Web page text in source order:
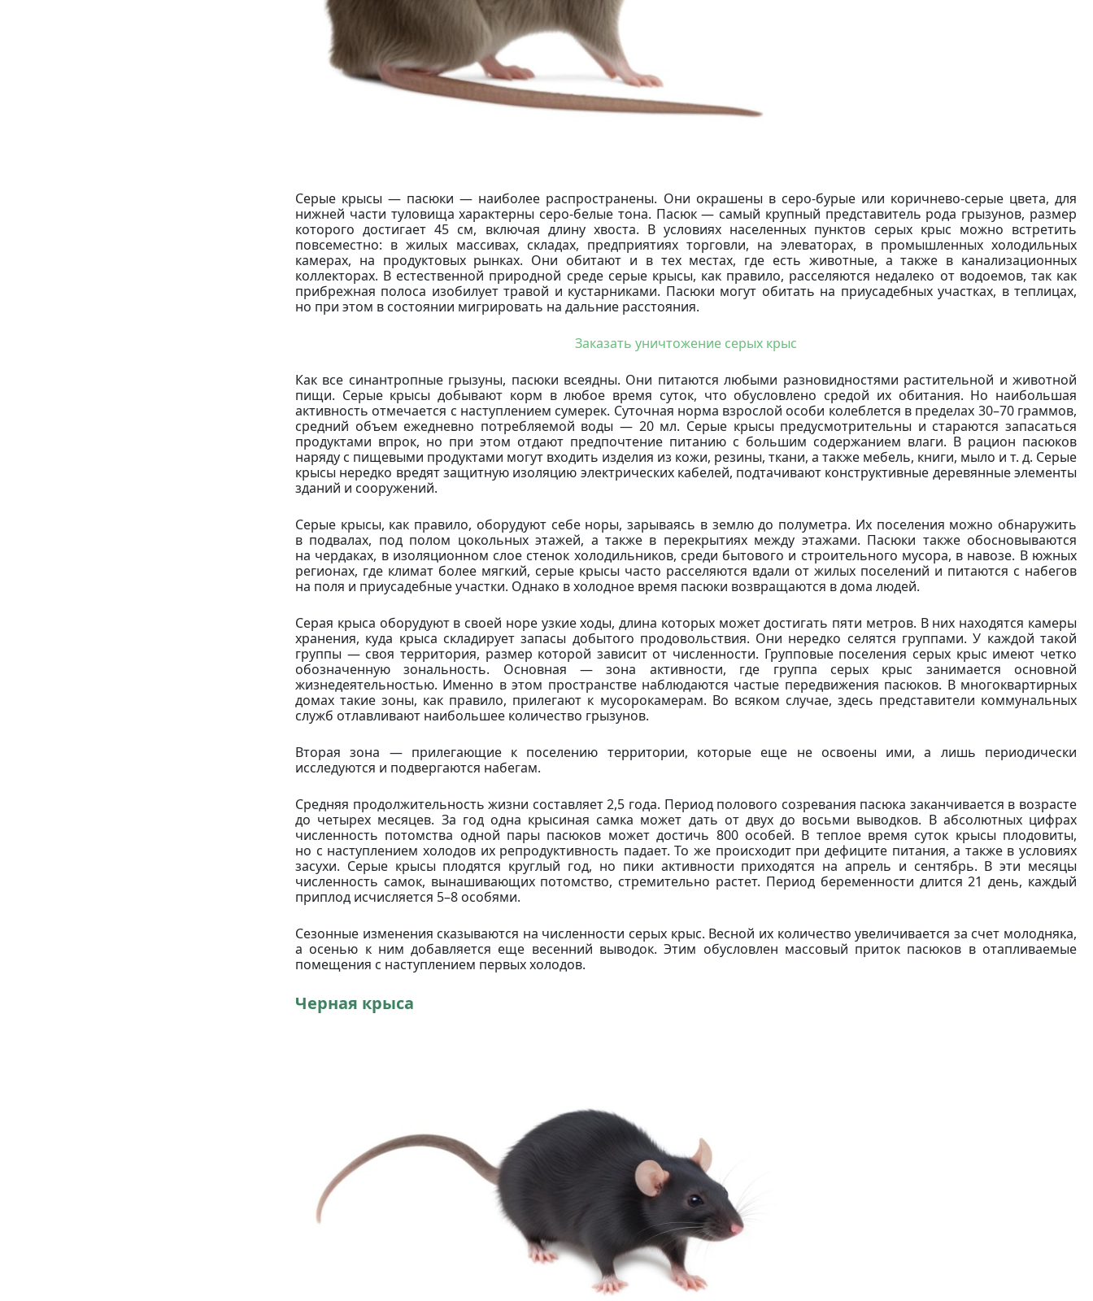
Серые крысы — пасюки — наиболее распространены. Они окрашены в серо-бурые или коричнево-серые цвета, для
нижней части туловища характерны серо-белые тона. Пасюк — самый крупный представитель рода грызунов, размер
которого достигает 45 см, включая длину хвоста. В условиях населенных пунктов серых крыс можно встретить
повсеместно: в жилых массивах, складах, предприятиях торговли, на элеваторах, в промышленных холодильных
камерах, на продуктовых рынках. Они обитают и в тех местах, где есть животные, а также в канализационных
коллекторах. В естественной природной среде серые крысы, как правило, расселяются недалеко от водоемов, так как
прибрежная полоса изобилует травой и кустарниками. Пасюки могут обитать на приусадебных участках, в теплицах,
но при этом в состоянии мигрировать на дальние расстояния.
Заказать уничтожение серых крыс
Как все синантропные грызуны, пасюки всеядны. Они питаются любыми разновидностями растительной и животной
пищи. Серые крысы добывают корм в любое время суток, что обусловлено средой их обитания. Но наибольшая
активность отмечается с наступлением сумерек. Суточная норма взрослой особи колеблется в пределах 30–70 граммов,
средний объем ежедневно потребляемой воды — 20 мл. Серые крысы предусмотрительны и стараются запасаться
продуктами впрок, но при этом отдают предпочтение питанию с большим содержанием влаги. В рацион пасюков
наряду с пищевыми продуктами могут входить изделия из кожи, резины, ткани, а также мебель, книги, мыло и т. д. Серые
крысы нередко вредят защитную изоляцию электрических кабелей, подтачивают конструктивные деревянные элементы
зданий и сооружений.
Серые крысы, как правило, оборудуют себе норы, зарываясь в землю до полуметра. Их поселения можно обнаружить
в подвалах, под полом цокольных этажей, а также в перекрытиях между этажами. Пасюки также обосновываются
на чердаках, в изоляционном слое стенок холодильников, среди бытового и строительного мусора, в навозе. В южных
регионах, где климат более мягкий, серые крысы часто расселяются вдали от жилых поселений и питаются с набегов
на поля и приусадебные участки. Однако в холодное время пасюки возвращаются в дома людей.
Серая крыса оборудуют в своей норе узкие ходы, длина которых может достигать пяти метров. В них находятся камеры
хранения, куда крыса складирует запасы добытого продовольствия. Они нередко селятся группами. У каждой такой
группы — своя территория, размер которой зависит от численности. Групповые поселения серых крыс имеют четко
обозначенную зональность. Основная — зона активности, где группа серых крыс занимается основной
жизнедеятельностью. Именно в этом пространстве наблюдаются частые передвижения пасюков. В многоквартирных
домах такие зоны, как правило, прилегают к мусорокамерам. Во всяком случае, здесь представители коммунальных
служб отлавливают наибольшее количество грызунов.
Вторая зона — прилегающие к поселению территории, которые еще не освоены ими, а лишь периодически
исследуются и подвергаются набегам.
Средняя продолжительность жизни составляет 2,5 года. Период полового созревания пасюка заканчивается в возрасте
до четырех месяцев. За год одна крысиная самка может дать от двух до восьми выводков. В абсолютных цифрах
численность потомства одной пары пасюков может достичь 800 особей. В теплое время суток крысы плодовиты,
но с наступлением холодов их репродуктивность падает. То же происходит при дефиците питания, а также в условиях
засухи. Серые крысы плодятся круглый год, но пики активности приходятся на апрель и сентябрь. В эти месяцы
численность самок, вынашивающих потомство, стремительно растет. Период беременности длится 21 день, каждый
приплод исчисляется 5–8 особями.
Сезонные изменения сказываются на численности серых крыс. Весной их количество увеличивается за счет молодняка,
а осенью к ним добавляется еще весенний выводок. Этим обусловлен массовый приток пасюков в отапливаемые
помещения с наступлением первых холодов.
Черная крыса